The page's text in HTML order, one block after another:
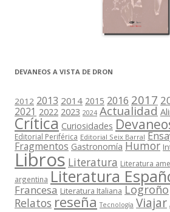
DEVANEOS A VISTA DE DRON
2012 2013 2014 2015 2016 2017
2021 2022 2023 2024 Actualidad
Crítica Curiosidades
Editorial Periférica Editorial Seix Barral
Fragmentos Gastronomía Humor
Libros Literatura Literatura
argentina Literatura
Francesa Literatura Italiana Logroño
Relatos reseña Tecnología Viajar